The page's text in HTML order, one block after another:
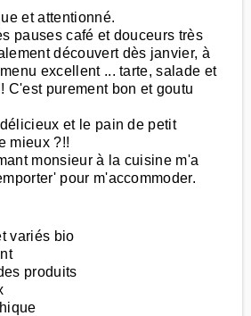
et attentionné.
pauses café et douceurs très
découvert dès janvier, à
excellent ... tarte, salade et
C'est purement bon et goutu
et le pain de petit
mieux ?!!
monsieur à la cuisine m'a
pour m'accommoder.
variés bio
produits